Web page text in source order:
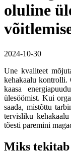
oluline
2024-10-30
Une kvaliteet
kehakaalu kontrolli.
kaasa
ülesöömist. Kui
saada, mistõttu
tervisliku
tõesti paremini
Miks tekitab